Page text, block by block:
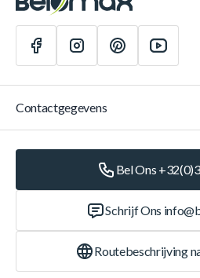
Contactgegevens
Bel Ons
Schrijf Ons
Routebeschrijving